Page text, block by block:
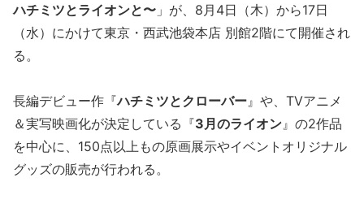
ハチミツとライオンと〜 」が、8月4日（木）から17日
（水）にかけて東京・西武池袋本店 別館2階にて開催され
る。
長編デビュー作『ハチミツとクローバー 』や、TVアニメ
＆実写映画化が決定している『3月のライオン 』の2作品
を中心に、150点以上もの原画展示やイベントオリジナル
グッズの販売が行われる。